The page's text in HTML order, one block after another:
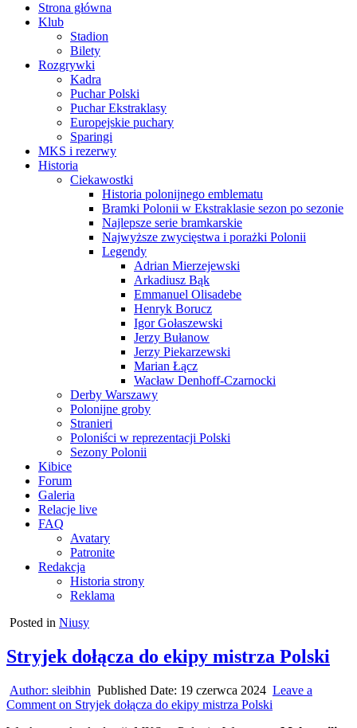
Strona główna
Klub
Stadion
Bilety
Rozgrywki
Kadra
Puchar Polski
Puchar Ekstraklasy
Europejskie puchary
Sparingi
MKS i rezerwy
Historia
Ciekawostki
Historia polonijnego emblematu
Bramki Polonii w Ekstraklasie sezon po sezonie
Najlepsze serie bramkarskie
Najwyższe zwycięstwa i porażki Polonii
Legendy
Adrian Mierzejewski
Arkadiusz Bąk
Emmanuel Olisadebe
Henryk Borucz
Igor Gołaszewski
Jerzy Bułanow
Jerzy Piekarzewski
Marian Łącz
Wacław Denhoff-Czarnocki
Derby Warszawy
Polonijne groby
Stranieri
Poloniści w reprezentacji Polski
Sezony Polonii
Kibice
Forum
Galeria
Relacje live
FAQ
Avatary
Patronite
Redakcja
Historia strony
Reklama
Posted in Niusy
Stryjek dołącza do ekipy mistrza Polski
Author: sleibhin Published Date: 19 czerwca 2024 Leave a
Comment on Stryjek dołącza do ekipy mistrza Polski